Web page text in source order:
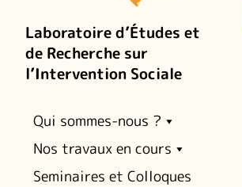
Laboratoire d’Études et
de Recherche sur
l’Intervention Sociale
Qui sommes-nous ?
Nos travaux en cours
Seminaires et Colloques